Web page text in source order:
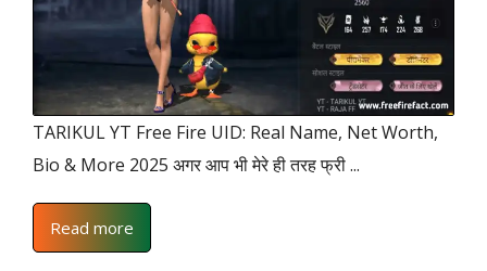
TARIKUL YT Free Fire UID: Real Name, Net Worth,
Bio & More 2025 अगर आप भी मेरे ही तरह फ्री ...
Read more